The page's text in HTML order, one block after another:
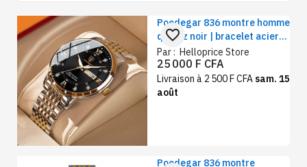
Poedegar 836 montre homme
quartz noir | bracelet acier
inoxydable, classique et
vintage
Par : Helloprice Store
favorite_border
25 000 F CFA
Livraison à 2 500 F CFA sam. 15
août
Poedegar 836 montre